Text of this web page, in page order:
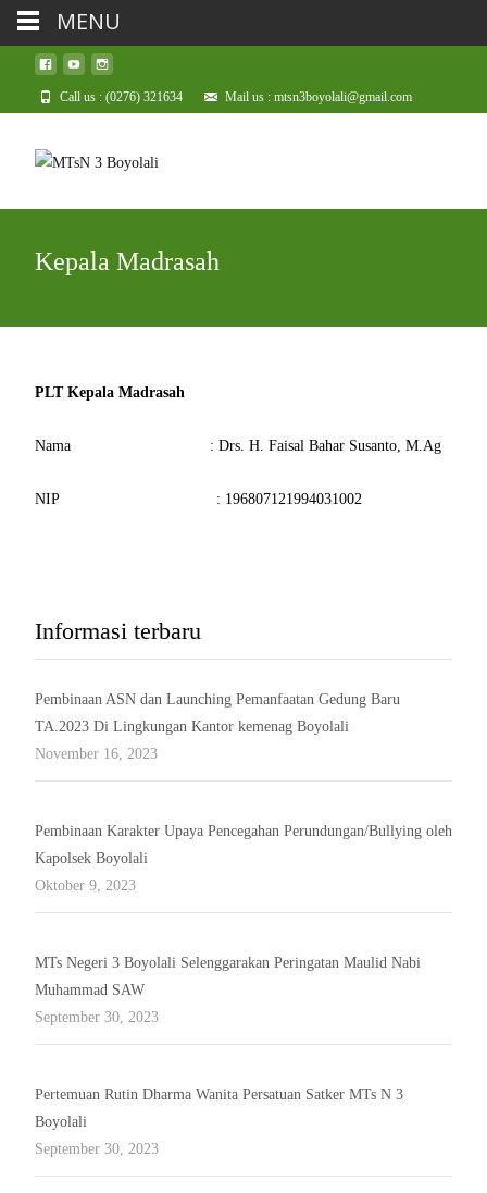
Call us : (0276) 321634 Mail us : mtsn3boyolali@gmail.com
Kepala Madrasah
PLT Kepala Madrasah
Nama : Drs. H. Faisal Bahar Susanto, M.Ag
NIP : 196807121994031002
Informasi terbaru
Pembinaan ASN dan Launching Pemanfaatan Gedung Baru
TA.2023 Di Lingkungan Kantor kemenag Boyolali
November 16, 2023
Pembinaan Karakter Upaya Pencegahan Perundungan/Bullying oleh
Kapolsek Boyolali
Oktober 9, 2023
MTs Negeri 3 Boyolali Selenggarakan Peringatan Maulid Nabi
Muhammad SAW
September 30, 2023
Pertemuan Rutin Dharma Wanita Persatuan Satker MTs N 3
Boyolali
September 30, 2023
MENU